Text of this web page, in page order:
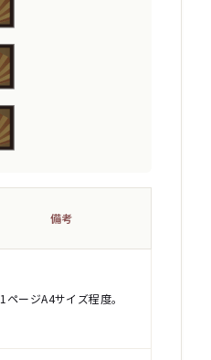
備考
1ページA4サイズ程度。